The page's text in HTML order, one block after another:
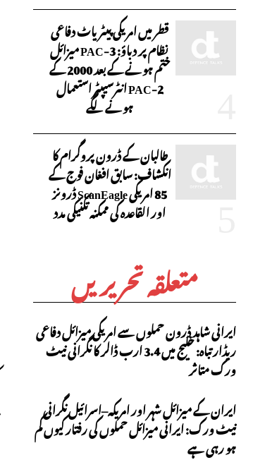
قطر میں امریکی پیٹریاٹ دفاعی
نظام پر دباؤ: PAC-3 میزائل
ختم ہونے کے بعد 2000 کے
PAC-2 انٹرسیپٹر استعمال
ہونے لگے
طالبان کے ڈرون پروگرام کا
انکشاف: سابق افغان فوج کے
85 امریکی ScanEagle ڈرونز
اور القاعدہ کی ممکنہ تکنیکی مدد
متعلقہ تحریریں
ایرانی شاہد ڈرون حملوں سے امریکی میزائل دفاعی
ریڈار تباہ: خلیج میں 3.4 ارب ڈالر کا نگرانی نیٹ
ورک متاثر
ایران کے میزائل شہر اور امریکہ–اسرائیل نگرانی
نیٹ ورک: ایرانی میزائل حملوں کی رفتار کیوں کم
ہو رہی ہے